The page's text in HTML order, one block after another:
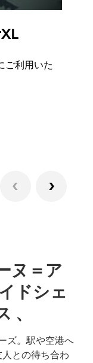
ご利用いた
ヌ＝ア
ドシェ
、
ズ。駅や空港へ
との待ち合わ